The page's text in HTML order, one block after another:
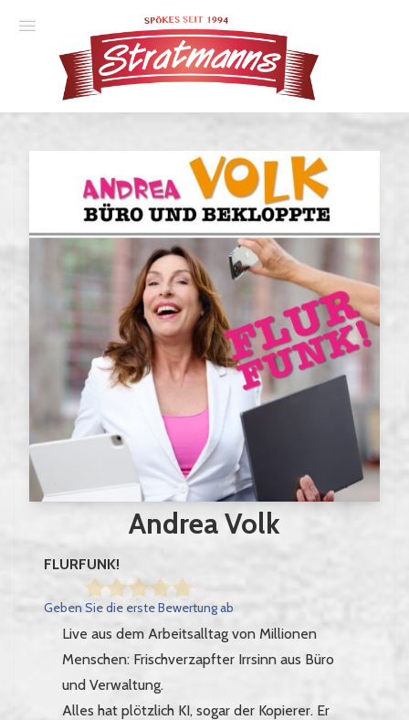
Unsere Komödien
Gastspiele
Gutscheine
Anmelden
Andrea Volk
FLURFUNK!
Geben Sie die erste Bewertung ab
Live aus dem Arbeitsalltag von Millionen
Menschen: Frischverzapfter Irrsinn aus Büro
und Verwaltung.
Alles hat plötzlich KI, sogar der Kopierer. Er